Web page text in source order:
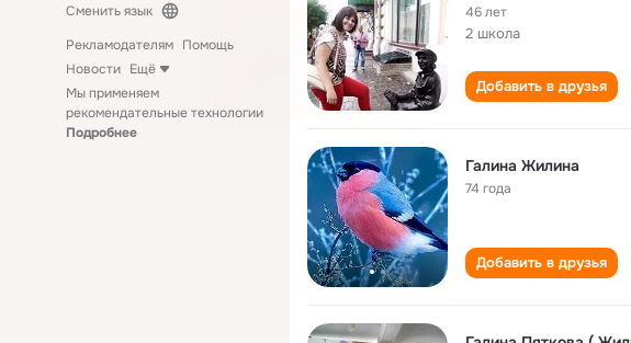
Сменить язык
Рекламодателям Помощь
Новости Ещё
Мы применяем
рекомендательные технологии
Подробнее
46 лет
2 школа
Добавить в друзья
Галина Жилина
74 года
Добавить в друзья